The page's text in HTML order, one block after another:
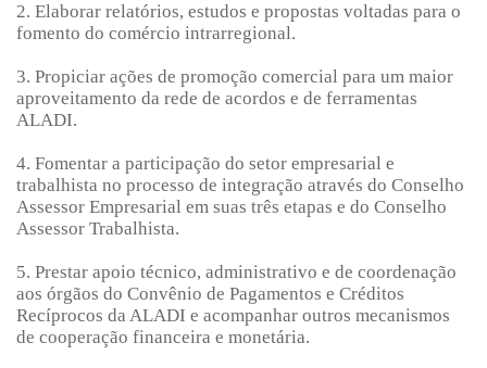
2. Elaborar relatórios, estudos e propostas voltadas para o
fomento do comércio intrarregional.
3. Propiciar ações de promoção comercial para um maior
aproveitamento da rede de acordos e de ferramentas
ALADI.
4. Fomentar a participação do setor empresarial e
trabalhista no processo de integração através do Conselho
Assessor Empresarial em suas três etapas e do Conselho
Assessor Trabalhista.
5. Prestar apoio técnico, administrativo e de coordenação
aos órgãos do Convênio de Pagamentos e Créditos
Recíprocos da ALADI e acompanhar outros mecanismos
de cooperação financeira e monetária.